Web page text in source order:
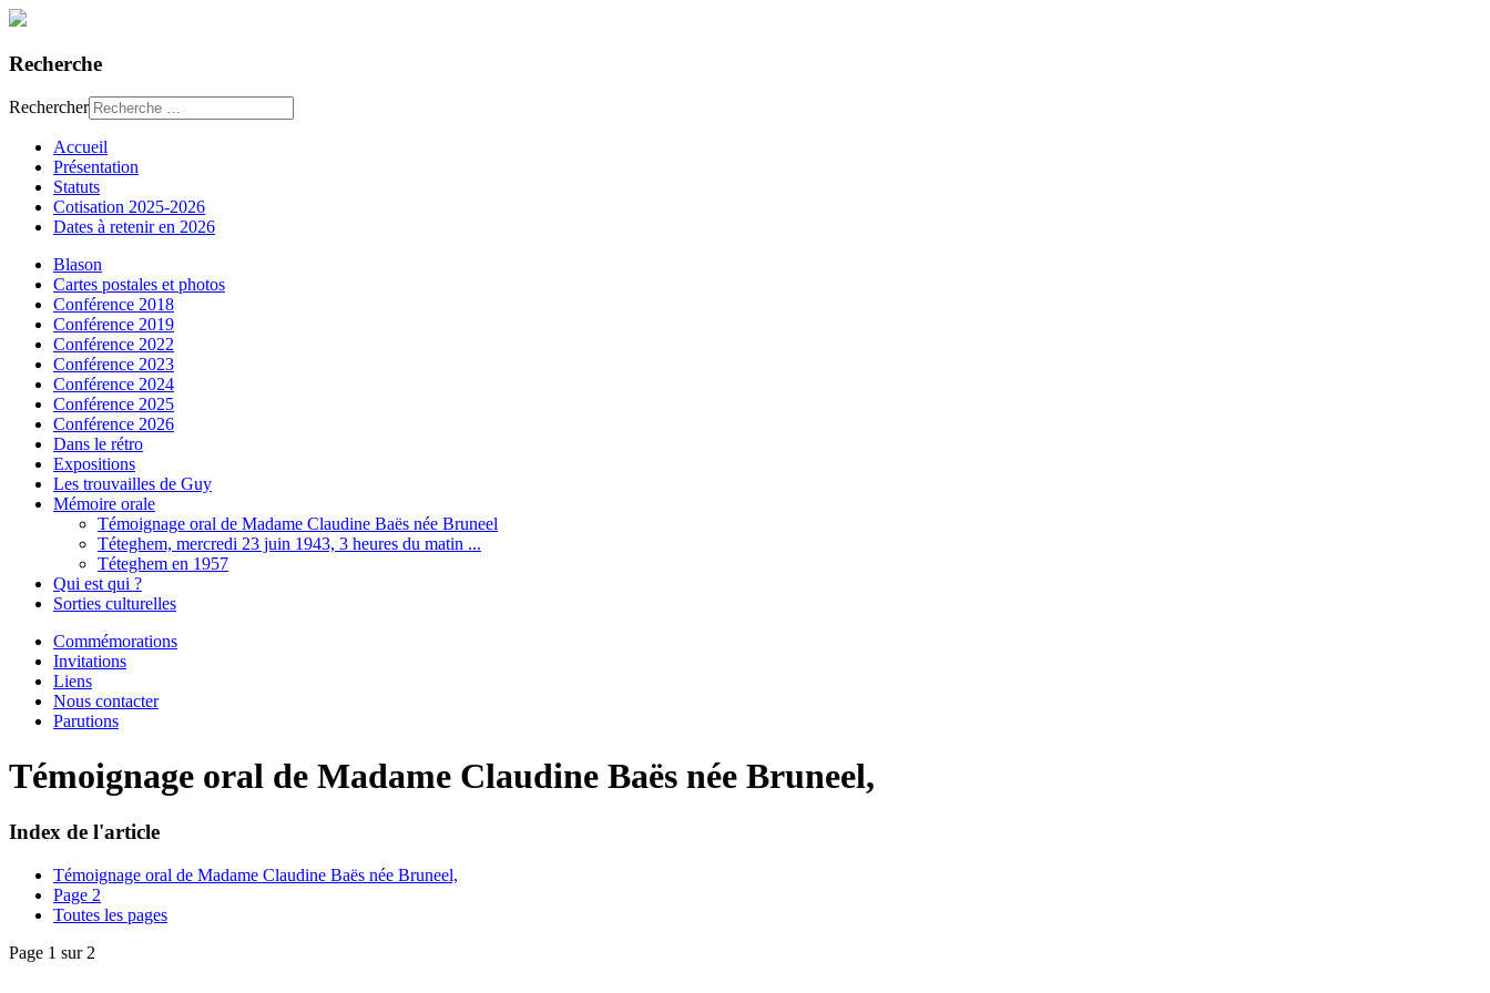
Recherche
Rechercher
Accueil
Présentation
Statuts
Cotisation 2025-2026
Dates à retenir en 2026
Blason
Cartes postales et photos
Conférence 2018
Conférence 2019
Conférence 2022
Conférence 2023
Conférence 2024
Conférence 2025
Conférence 2026
Dans le rétro
Expositions
Les trouvailles de Guy
Mémoire orale
Témoignage oral de Madame Claudine Baës née Bruneel
Téteghem, mercredi 23 juin 1943, 3 heures du matin ...
Téteghem en 1957
Qui est qui ?
Sorties culturelles
Commémorations
Invitations
Liens
Nous contacter
Parutions
Témoignage oral de Madame Claudine Baës née Bruneel,
Index de l'article
Témoignage oral de Madame Claudine Baës née Bruneel,
Page 2
Toutes les pages
Page 1 sur 2